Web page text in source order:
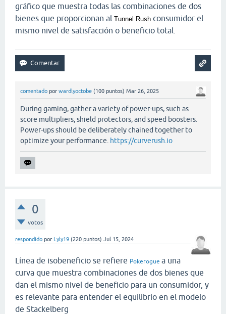
gráfico que muestra todas las combinaciones de dos
bienes que proporcionan al Tunnel Rush consumidor el
mismo nivel de satisfacción o beneficio total.
comentado por wardlyoctobe (100 puntos) Mar 26, 2025
During gaming, gather a variety of power-ups, such as
score multipliers, shield protectors, and speed boosters.
Power-ups should be deliberately chained together to
optimize your performance. https://curverush.io
0
votos
respondido por Lyly19 (220 puntos) Jul 15, 2024
Línea de isobeneficio se refiere Pokerogue a una
curva que muestra combinaciones de dos bienes que
dan el mismo nivel de beneficio para un consumidor, y
es relevante para entender el equilibrio en el modelo
de Stackelberg